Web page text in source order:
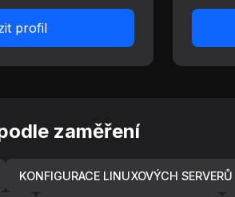
profil
zaměření
KONFIGURACE LINUXOVÝCH SERVERŮ